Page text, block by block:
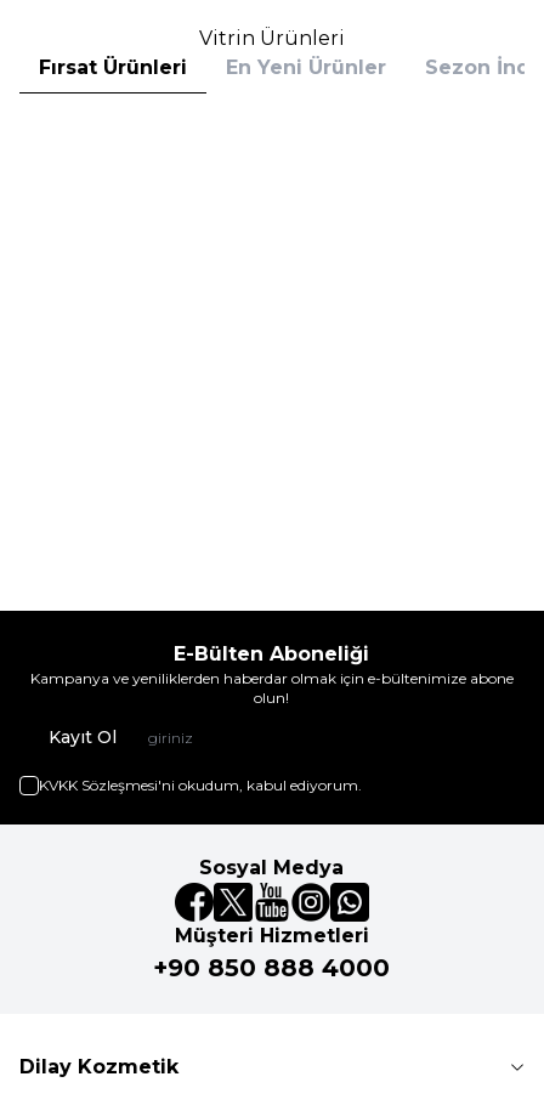
Vitrin Ürünleri
Fırsat Ürünleri
En Yeni Ürünler Sezon
E-Bülten Aboneliği
Kampanya ve yeniliklerden haberdar olmak için e-bültenimize abone
olun!
Kayıt Ol
KVKK Sözleşmesi'ni okudum, kabul ediyorum.
Sosyal Medya
Müşteri Hizmetleri
+90 850 888 4000
Dilay Kozmetik